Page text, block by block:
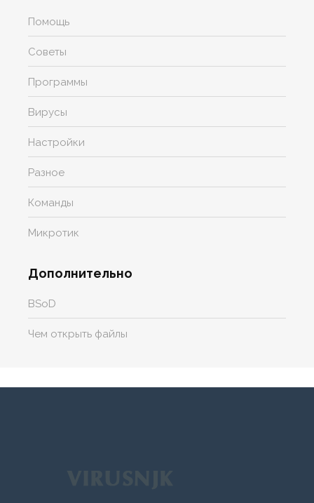
Помощь
Советы
Программы
Вирусы
Настройки
Разное
Команды
Микротик
Дополнительно
BSoD
Чем открыть файлы